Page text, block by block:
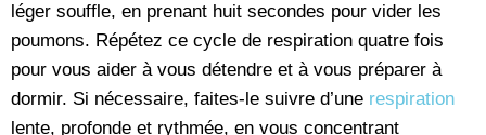
léger souffle, en prenant huit secondes pour vider les
poumons. Répétez ce cycle de respiration quatre fois
pour vous aider à vous détendre et à vous préparer à
dormir. Si nécessaire, faites-le suivre d’une respiration
lente, profonde et rythmée, en vous concentrant